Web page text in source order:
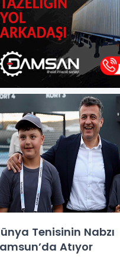
Tenisinin Nabzı
Atıyor